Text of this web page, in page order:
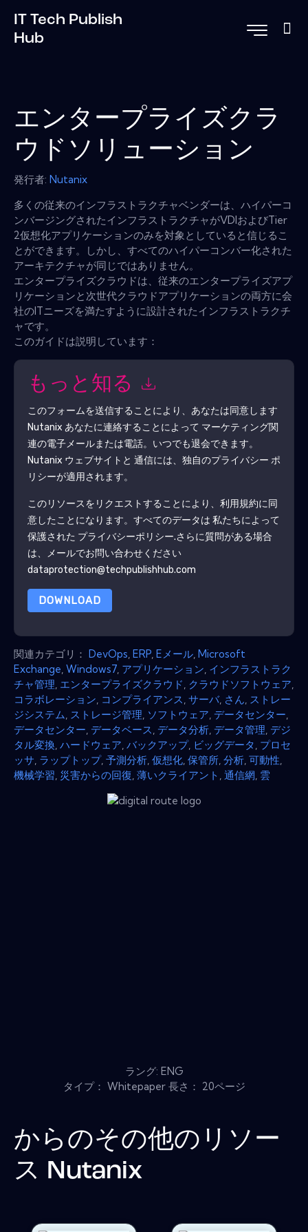
IT Tech Publish
Hub
エンタープライズクラ
ウドソリューション
発行者: Nutanix
多くの従来のインフラストラクチャベンダーは、ハイパーコ
ンバージングされたインフラストラクチャがVDIおよびTier
2仮想化アプリケーションのみを対象としていると信じるこ
とができます。しかし、すべてのハイパーコンバー化された
アーキテクチャが同じではありません。
エンタープライズクラウドは、従来のエンタープライズアプ
リケーションと次世代クラウドアプリケーションの両方に会
社のITニーズを満たすように設計されたインフラストラクチ
ャです。
このガイドは説明しています：
もっと知る
このフォームを送信することにより、あなたは同意します
Nutanix あなたに連絡することによって マーケティング関
連の電子メールまたは電話。いつでも退会できます。
Nutanix ウェブサイトと 通信には、独自のプライバシー ポ
リシーが適用されます。
このリソースをリクエストすることにより、利用規約に同
意したことになります。すべてのデータは 私たちによって
保護された プライバシーポリシー.さらに質問がある場合
は、メールでお問い合わせください
dataprotection@techpublishhub.com
DOWNLOAD
関連カテゴリ： DevOps ERP Eメール Microsoft
Exchange Windows7 アプリケーション インフラストラク
チャ管理 エンタープライズクラウド クラウドソフトウェア
コラボレーション コンプライアンス サーバ, さん ストレー
ジシステム ストレージ管理 ソフトウェア データセンター
データセンター データベース データ分析 データ管理 デジ
タル変換 ハードウェア バックアップ, ビッグデータ プロセ
ッサ ラップトップ, 予測分析 仮想化 保管所 分析 可動性
機械学習 災害からの回復 薄いクライアント 通信網 雲
ラング: ENG
タイプ： Whitepaper 長さ： 20ページ
からのその他のリソー
ス Nutanix